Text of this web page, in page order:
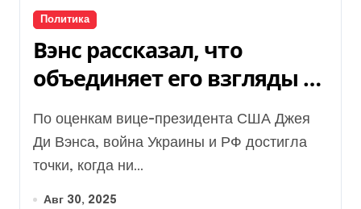
Политика
Вэнс рассказал, что
объединяет его взгляды с
Зеленским
По оценкам вице-президента США Джея
Ди Вэнса, война Украины и РФ достигла
точки, когда ни...
Авг 30, 2025